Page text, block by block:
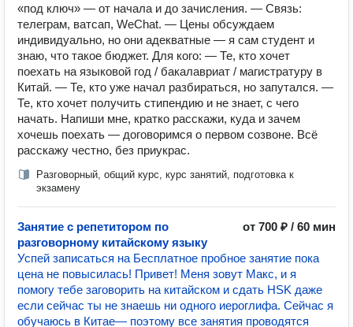
«под ключ» — от начала и до зачисления. — Связь:
телеграм, ватсап, WeChat. — Цены обсуждаем
индивидуально, но они адекватные — я сам студент и
знаю, что такое бюджет. Для кого: — Те, кто хочет
поехать на языковой год / бакалавриат / магистратуру в
Китай. — Те, кто уже начал разбираться, но запутался. —
Те, кто хочет получить стипендию и не знает, с чего
начать. Напиши мне, кратко расскажи, куда и зачем
хочешь поехать — договоримся о первом созвоне. Всё
расскажу честно, без приукрас.
Разговорный, общий курс, курс занятий, подготовка к
экзамену
Занятие с репетитором по
разговорному китайскому языку
от 700 ₽ / 60 мин
Успей записаться на Бесплатное пробное занятие пока
цена не повысилась! Привет! Меня зовут Макс, и я
помогу тебе заговорить на китайском и сдать HSK даже
если сейчас ты не знаешь ни одного иероглифа. Сейчас я
обучаюсь в Китае— поэтому все занятия проводятся